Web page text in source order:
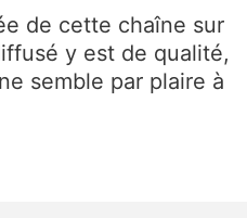
de cette chaîne sur
y est de qualité,
semble par plaire à